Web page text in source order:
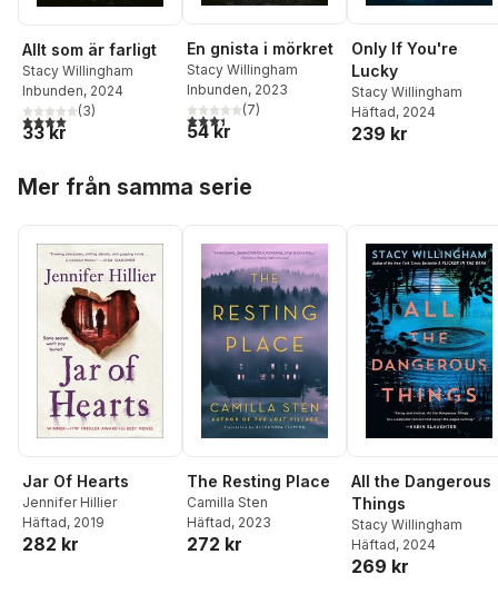
Allt som är farligt
Stacy Willingham
Inbunden, 2024
4,0utav 5 stjärnor. Totalt antal röster:
(3)
33 kr
En gnista i mörkret
Stacy Willingham
Inbunden, 2023
3,4utav 5 stjärnor. Totalt antal röster:
(7)
54 kr
Only If You're
Lucky
Stacy Willingham
Häftad, 2024
239 kr
Mer från samma serie
Jar Of Hearts
Jennifer Hillier
Häftad, 2019
282 kr
The Resting Place
Camilla Sten
Häftad, 2023
272 kr
All the Dangerous
Things
Stacy Willingham
Häftad, 2024
269 kr